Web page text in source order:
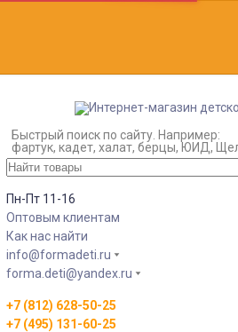
Быстрый поиск по сайту. Например:
фартук, кадет, халат, берцы, ЮИД,
Пн-Пт 11-16
Оптовым клиентам
Как нас найти
info@formadeti.ru
forma.deti@yandex.ru
+7 (812) 628-50-25
+7 (495) 131-60-25